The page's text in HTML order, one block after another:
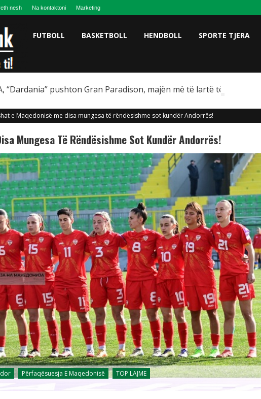
nesh Na kontaktoni Marketing
FUTBOLL BASKETBOLL HENDBOLL SPORTE TJERA
“Dardania” pushton Gran Paradison, majën më të lartë të Italisë
e Maqedonisë me disa mungesa të rëndësishme sot kundër Andorrës!
Mungesa Të Rëndësishme Sot Kundër Andorrës!
Përfaqësuesja E Maqedonisë TOP LAJME